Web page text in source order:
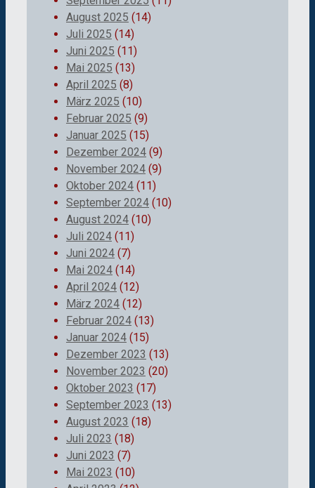
August 2025 (14)
Juli 2025 (14)
Juni 2025 (11)
Mai 2025 (13)
April 2025 (8)
März 2025 (10)
Februar 2025 (9)
Januar 2025 (15)
Dezember 2024 (9)
November 2024 (9)
Oktober 2024 (11)
September 2024 (10)
August 2024 (10)
Juli 2024 (11)
Juni 2024 (7)
Mai 2024 (14)
April 2024 (12)
März 2024 (12)
Februar 2024 (13)
Januar 2024 (15)
Dezember 2023 (13)
November 2023 (20)
Oktober 2023 (17)
September 2023 (13)
August 2023 (18)
Juli 2023 (18)
Juni 2023 (7)
Mai 2023 (10)